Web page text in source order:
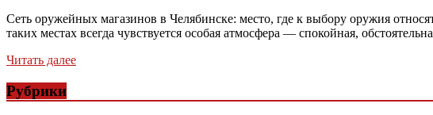
Сеть оружейных магазинов в Челябинске: место, где к выбору оружия
таких местах всегда чувствуется особая атмосфера — спокойная,
Читать далее
Рубрики